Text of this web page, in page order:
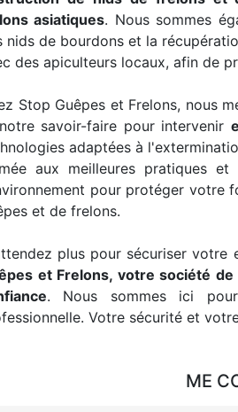
asiatiques. Nous sommes
nids de bourdons et la
des apiculteurs locaux, afin de
Stop Guêpes et Frelons, nous
savoir-faire pour intervenir
adaptées à
aux meilleures pratiques
pour protéger votre
et de frelons.
plus pour sécuriser votre
et Frelons, votre société
. Nous sommes ici
Votre sécurité et
ME